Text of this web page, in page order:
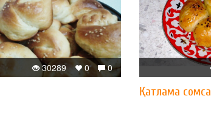
0
0
30289
Қатлама сомса